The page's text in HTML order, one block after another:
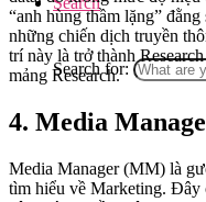
Search for:
“anh hùng thầm lặng”
những chiến dịch truyền
trí này là trở thành
mảng Research.
4. Media
Media Manager (MM) là
tìm hiểu về Marketing. Đây